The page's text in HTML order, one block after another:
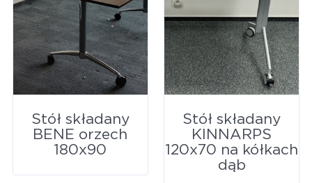
Stół składany
BENE orzech
180x90
Stół składany
KINNARPS
120x70 na kółkach
dąb